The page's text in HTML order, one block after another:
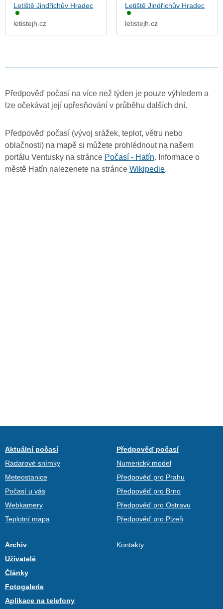
Letiště Jindřichův Hradec
letistejh.cz
Letiště Jindřichův Hradec
letistejh.cz
Předpověď počasí na více než týden je pouze výhledem a
lze očekávat její upřesňování v průběhu dalších dní.
Předpověď počasí (vývoj srážek, teplot, větru nebo
oblačnosti) na mapě si můžete prohlédnout na našem
portálu Ventusky na stránce Počasí - Hatín. Informace o
městě Hatín nalezenete na stránce Wikipedie.
Aktuální počasí
Radarové snímky
Meteostanice
Počasí u vás
Webkamery
Teplotní mapa
Předpověď počasí
Numerický model
Předpověď pro Prahu
Předpověď pro Brno
Předpověď pro Ostravu
Předpověď pro Plzeň
Archiv
Uživatelé
Články
Fotogalerie
Aplikace na telefony
Kontakty